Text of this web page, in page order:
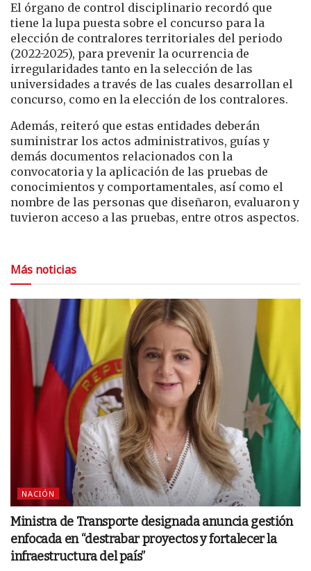
El órgano de control disciplinario recordó que
tiene la lupa puesta sobre el concurso para la
elección de contralores territoriales del periodo
(2022-2025), para prevenir la ocurrencia de
irregularidades tanto en la selección de las
universidades a través de las cuales desarrollan el
concurso, como en la elección de los contralores.
Además, reiteró que estas entidades deberán
suministrar los actos administrativos, guías y
demás documentos relacionados con la
convocatoria y la aplicación de las pruebas de
conocimientos y comportamentales, así como el
nombre de las personas que diseñaron, evaluaron y
tuvieron acceso a las pruebas, entre otros aspectos.
Más noticias
NACIÓN
Ministra de Transporte designada anuncia gestión
enfocada en “destrabar proyectos y fortalecer la
infraestructura del país”